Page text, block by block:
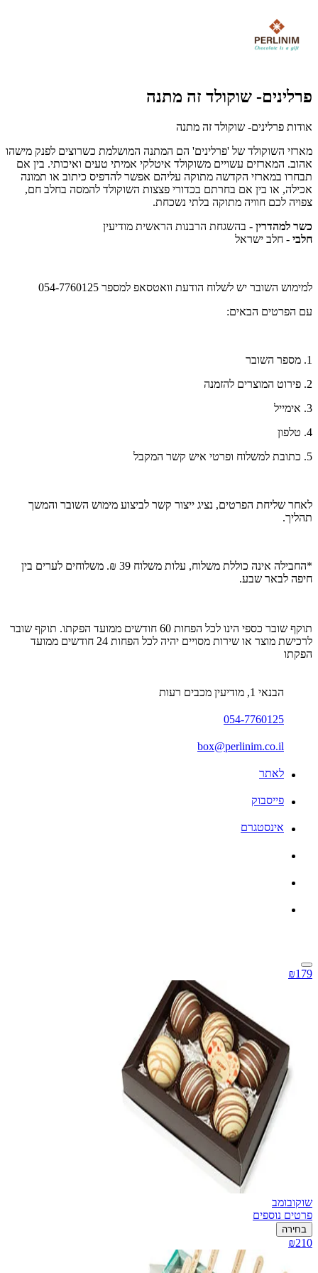
פרלינים- שוקולד זה מתנה
אודות פרלינים- שוקולד זה מתנה
מארזי השוקולד של 'פרלינים' הם המתנה המושלמת כשרוצים לפנק מישהו
אהוב. המארזים עשויים משוקולד איטלקי אמיתי טעים ואיכותי. בין אם
תבחרו במארזי הקדשה מתוקה עליהם אפשר להדפיס כיתוב או תמונה
אכילה, או בין אם בחרתם בכדורי פצצות השוקולד להמסה בחלב חם,
צפויה לכם חוויה מתוקה בלתי נשכחת.
כשר למהדרין - בהשגחת הרבנות הראשית מודיעין
חלבי - חלב ישראל
למימוש השובר יש לשלוח הודעת וואטסאפ למספר 054-7760125
עם הפרטים הבאים:
1. מספר השובר
2. פירוט המוצרים להזמנה
3. אימייל
4. טלפון
5. כתובת למשלוח ופרטי איש קשר המקבל
לאחר שליחת הפרטים, נציג ייצור קשר לביצוע מימוש השובר והמשך
תהליך.
*החבילה אינה כוללת משלוח, עלות משלוח 39 ₪. משלוחים לערים בין
חיפה לבאר שבע.
תוקף שובר כספי הינו לכל הפחות 60 חודשים ממועד הפקתו. תוקף שובר
לרכישת מוצר או שירות מסויים יהיה לכל הפחות 24 חודשים ממועד
הפקתו
הבנאי 1, מודיעין מכבים רעות
054-7760125
box@perlinim.co.il
לאתר
פייסבוק
אינסטגרם
₪179
שוקובומב
פרטים נוספים
בחירה
₪210